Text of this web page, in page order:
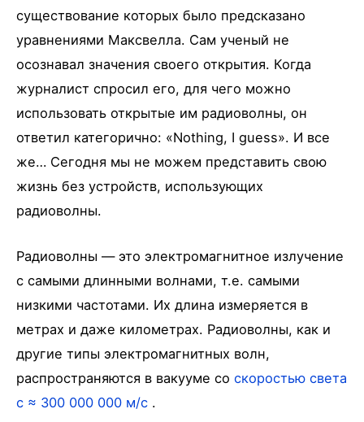
существование которых было предсказано
уравнениями Максвелла. Сам ученый не
осознавал значения своего открытия. Когда
журналист спросил его, для чего можно
использовать открытые им радиоволны, он
ответил категорично: «Nothing, I guess». И все
же… Сегодня мы не можем представить свою
жизнь без устройств, использующих
радиоволны.
Радиоволны — это электромагнитное излучение
с самыми длинными волнами, т.е. самыми
низкими частотами. Их длина измеряется в
метрах и даже километрах. Радиоволны, как и
другие типы электромагнитных волн,
распространяются в вакууме со скоростью света
c ≈ 300 000 000 м/с .